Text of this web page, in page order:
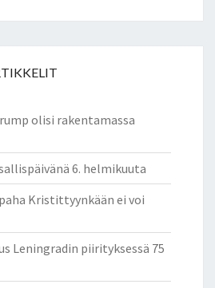
olisi rakentamassa
6. helmikuuta
Kristittyynkään ei voi
Leningradin piirityksessä 75